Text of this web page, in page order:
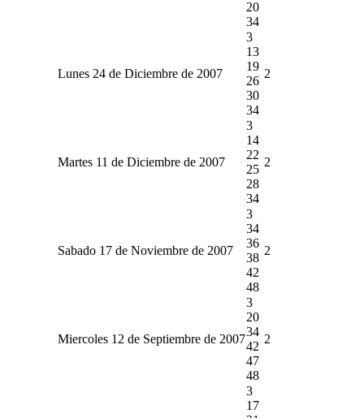
20
34
Lunes 24 de Diciembre de 2007
3
13
19
26
30
34
2
Martes 11 de Diciembre de 2007
3
14
22
25
28
34
2
Sabado 17 de Noviembre de 2007
3
34
36
38
42
48
2
Miercoles 12 de Septiembre de 2007
3
20
34
42
47
48
2
3
17